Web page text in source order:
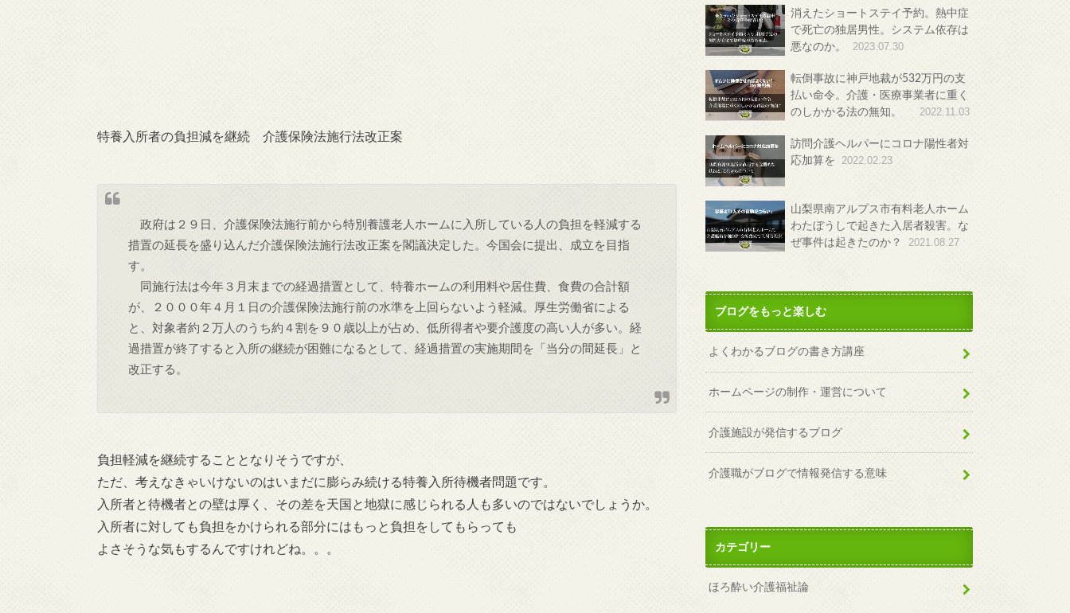
特養入所者の負担減を継続 介護保険法施行法改正案
政府は２９日、介護保険法施行前から特別養護老人ホームに入所している人の負担を軽減する
措置の延長を盛り込んだ介護保険法施行法改正案を閣議決定した。今国会に提出、成立を目指
す。
同施行法は今年３月末までの経過措置として、特養ホームの利用料や居住費、食費の合計額
が、２０００年４月１日の介護保険法施行前の水準を上回らないよう軽減。厚生労働省による
と、対象者約２万人のうち約４割を９０歳以上が占め、低所得者や要介護度の高い人が多い。経
過措置が終了すると入所の継続が困難になるとして、経過措置の実施期間を「当分の間延長」と
改正する。
負担軽減を継続することとなりそうですが、
ただ、考えなきゃいけないのはいまだに膨らみ続ける特養入所待機者問題です。
入所者と待機者との壁は厚く、その差を天国と地獄に感じられる人も多いのではないでしょうか。
入所者に対しても負担をかけられる部分にはもっと負担をしてもらっても
よさそうな気もするんですけれどね。。。
消えたショートステイ予約。熱中症
で死亡の独居男性。システム依存は
悪なのか。
2023.07.30
転倒事故に神戸地裁が532万円の支
払い命令。介護・医療事業者に重く
のしかかる法の無知。
2022.11.03
訪問介護ヘルパーにコロナ陽性者対
応加算を
2022.02.23
山梨県南アルプス市有料老人ホーム
わたぼうしで起きた入居者殺害。な
ぜ事件は起きたのか？
2021.08.27
ブログをもっと楽しむ
よくわかるブログの書き方講座
ホームページの制作・運営について
介護施設が発信するブログ
介護職がブログで情報発信する意味
カテゴリー
ほろ酔い介護福祉論